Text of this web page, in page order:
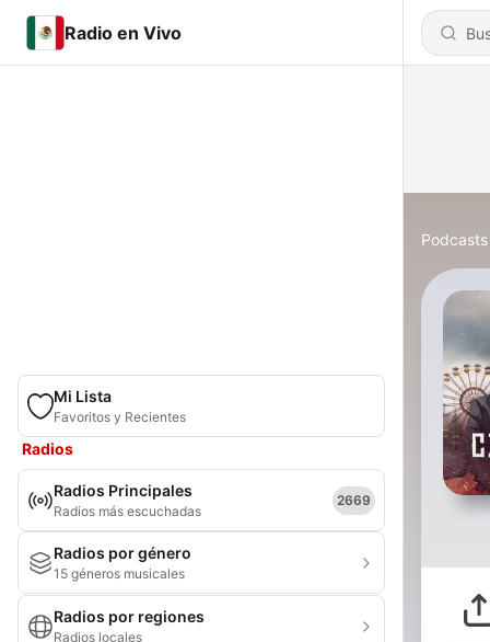
Radio en Vivo
Mi Lista
Favoritos y Recientes
Radios
Radios Principales
Radios más escuchadas
2669
Radios por género
15 géneros musicales
Radios por regiones
Radios locales
Podcasts